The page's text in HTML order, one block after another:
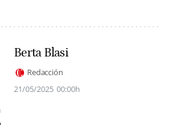
Berta Blasi
Redacción
21/05/2025 00:00h